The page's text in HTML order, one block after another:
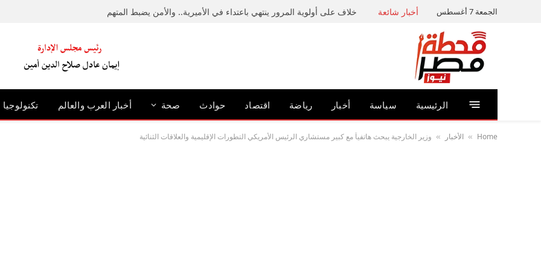
الجمعة 7 أغسطس أخبار شائعة خلاف على أولوية المرور ينتهي باعتداء في الأميرية.. والأمن يضبط المتهم
الرئيسية سياسة أخبار رياضة اقتصاد حوادث صحة أخبار العرب والعالم تكنولوجيا
Home
» الأخبار » وزير الخارجية يبحث هاتفياً مع كبير مستشاري الرئيس الأمريكي التطورات الإقليمية والعلاقات الثنائية